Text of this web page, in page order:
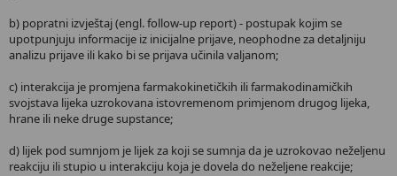
b) popratni izvještaj (engl. follow-up report) - postupak kojim se
upotpunjuju informacije iz inicijalne prijave, neophodne za detaljniju
analizu prijave ili kako bi se prijava učinila valjanom;
c) interakcija je promjena farmakokinetičkih ili farmakodinamičkih
svojstava lijeka uzrokovana istovremenom primjenom drugog lijeka,
hrane ili neke druge supstance;
d) lijek pod sumnjom je lijek za koji se sumnja da je uzrokovao neželjenu
reakciju ili stupio u interakciju koja je dovela do neželjene reakcije;